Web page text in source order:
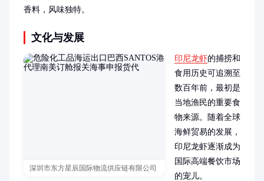
香料，风味独特。
文化与发展
深圳市东方星辰国际物流供应链有限公司
印尼龙虾的捕捞和
食用历史可追溯至
数百年前，最初是
当地渔民的重要食
物来源。随着全球
海鲜贸易的发展，
印尼龙虾逐渐成为
国际高端餐饮市场
的宠儿。